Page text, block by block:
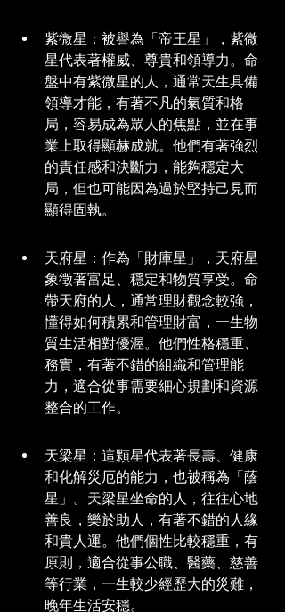
紫微星：被譽為「帝王星」，紫微
星代表著權威、尊貴和領導力。命
盤中有紫微星的人，通常天生具備
領導才能，有著不凡的氣質和格
局，容易成為眾人的焦點，並在事
業上取得顯赫成就。他們有著強烈
的責任感和決斷力，能夠穩定大
局，但也可能因為過於堅持己見而
顯得固執。
天府星：作為「財庫星」，天府星
象徵著富足、穩定和物質享受。命
帶天府的人，通常理財觀念較強，
懂得如何積累和管理財富，一生物
質生活相對優渥。他們性格穩重、
務實，有著不錯的組織和管理能
力，適合從事需要細心規劃和資源
整合的工作。
天梁星：這顆星代表著長壽、健康
和化解災厄的能力，也被稱為「蔭
星」。天梁星坐命的人，往往心地
善良，樂於助人，有著不錯的人緣
和貴人運。他們個性比較穩重，有
原則，適合從事公職、醫藥、慈善
等行業，一生較少經歷大的災難，
晚年生活安穩。